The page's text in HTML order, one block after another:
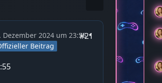
Dezember 2024 um 23:55
Beitrag
#21